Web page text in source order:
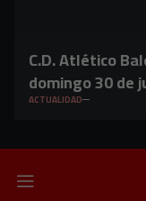
C.D. Atlético
domingo 30 de
ACTUALIDAD